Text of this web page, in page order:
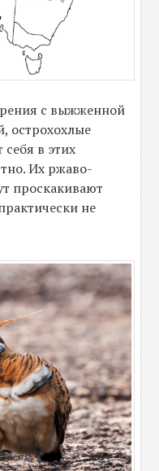
с выжженной
острохохлые
в этих
Их ржаво-
проскакивают
не